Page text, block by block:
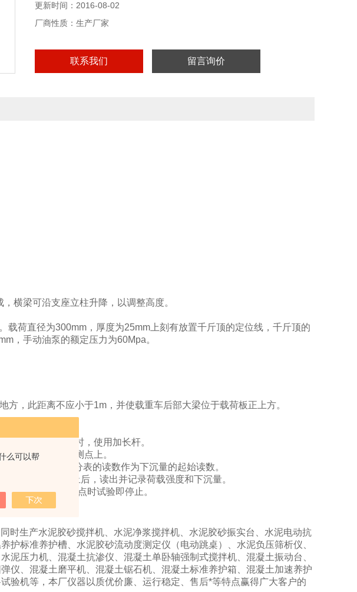
么可以帮
更新时间：2016-08-02
厂商性质：生产厂家
联系我们 留言询价
横梁可沿支座立柱升降，以调整高度。
荷直径为300mm，厚度为25mm上刻有放置千斤顶的定位线，千斤顶的
，手动油泵的额定压力为60Mpa。
，此距离不应小于1m，并使载重车后部大梁位于载荷板正上方。
触。高度不够时，使用加长杆。
直落至荷载板测点上。
卸除，读取百分表的读数作为下沉量的起始读数。
荷载下沉量终止后，读出并记录荷载强度和下沉量。
达到地基屈服点时试验即停止。
时生产水泥胶砂搅拌机、水泥净浆搅拌机、水泥胶砂振实台、水泥电动抗
护标准养护槽、水泥胶砂流动度测定仪（电动跳桌）、水泥负压筛析仪、
泥压力机、混凝土抗渗仪、混凝土单卧轴强制式搅拌机、混凝土振动台、
仪、混凝土磨平机、混凝土锯石机、混凝土标准养护箱、混凝土加速养护
验机等，本厂仪器以质优价廉、运行稳定、售后*等特点赢得广大客户的